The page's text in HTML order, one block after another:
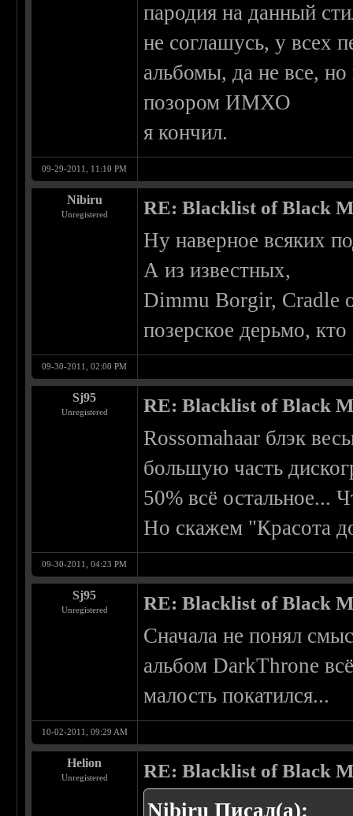
пародия на данный
не соглашусь, у всех
альбомы, да не все,
позором ИМХО
я кончил.
09-29-2011, 11:10 PM
Nibiru
Unregistered RE: Blacklist of Black
Ну наверное всяких
А из известных,
Dimmu Borgir, Cradle
позерское дерьмо,
09-30-2011, 02:00 PM
Sj95
Unregistered RE: Blacklist of Black
Rossomahaar блэк
большую часть
50% всё остальное...
Но скажем "Красота
09-30-2011, 04:23 PM
Sj95
Unregistered RE: Blacklist of Black
Сначала не понял
альбом DarkThrone
малость покатился...
10-02-2011, 09:29 AM
Helion
Unregistered RE: Blacklist of Black
Nibiru Писал(а):